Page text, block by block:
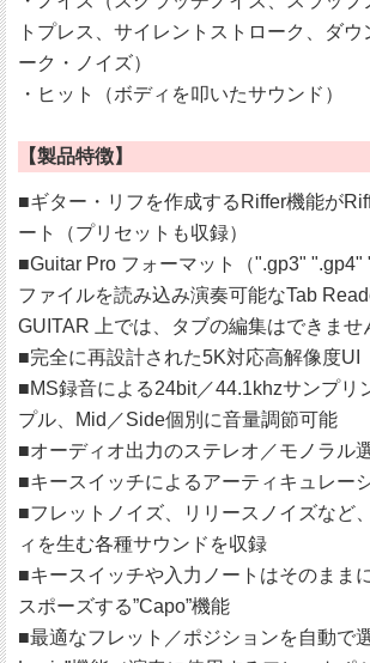
トプレス、サイレントストローク、ダウ
ーク・ノイズ）
・ヒット（ボディを叩いたサウンド）
【製品特徴】
■ギター・リフを作成するRiffer機能が
ート（プリセットも収録）
■Guitar Pro フォーマット（".gp3" ".gp4"
ファイルを読み込み演奏可能なTab
GUITAR 上では、タブの編集はできませ
■完全に再設計された5K対応高解像度UI
■MS録音による24bit／44.1khzサンプリ
プル、Mid／Side個別に音量調節可能
■オーディオ出力のステレオ／モノラル
■キースイッチによるアーティキュレー
■フレットノイズ、リリースノイズなど
ィを生む各種サウンドを収録
■キースイッチや入力ノートはそのまま
スポーズする”Capo”機能
■最適なフレット／ポジションを自動で